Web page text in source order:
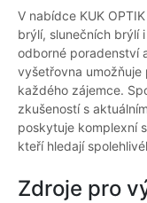
V nabídce KUK
brýlí, slunečních brýlí
odborné poradenství
vyšetřovna umožňuje
každého zájemce.
zkušeností s
poskytuje komplexní
kteří hledají
Zdroje pro